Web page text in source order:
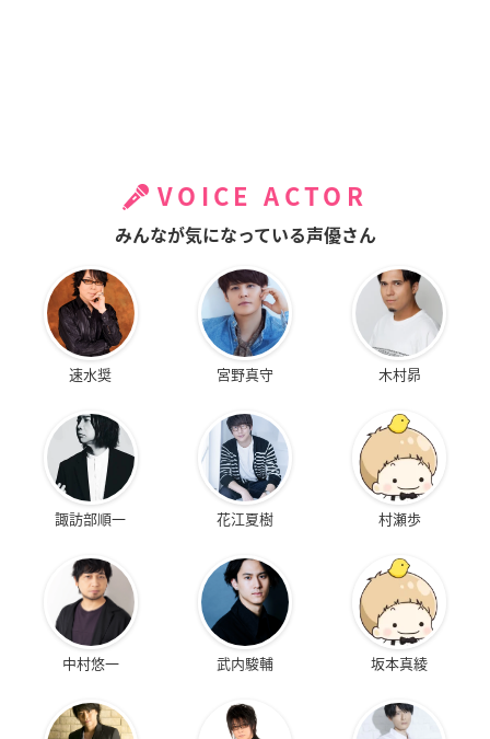
VOICE ACTOR
みんなが気になっている声優さん
速水奨 宮野真守 木村昴
諏訪部順一 花江夏樹 村瀬歩
中村悠一 武内駿輔 坂本真綾